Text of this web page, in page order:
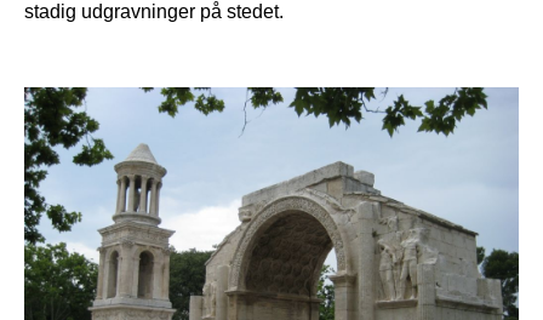
stadig udgravninger på stedet.